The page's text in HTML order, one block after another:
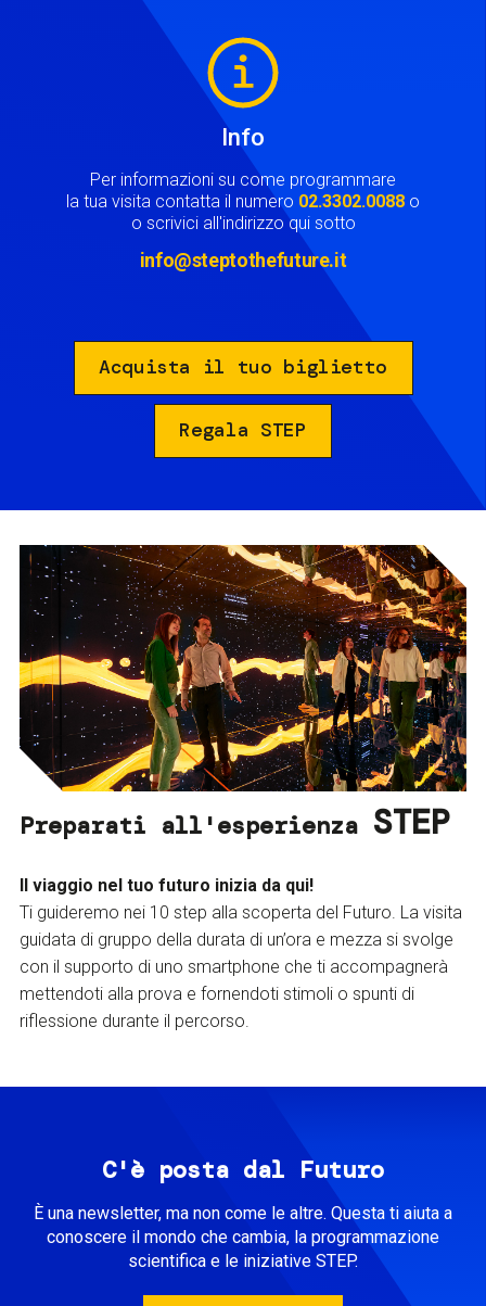
Info
Per informazioni su come programmare
la tua visita contatta il numero 02.3302.0088 o
o scrivici all'indirizzo qui sotto
info@steptothefuture.it
Acquista il tuo biglietto
Regala STEP
Preparati all'esperienza STEP
Il viaggio nel tuo futuro inizia da qui!
Ti guideremo nei 10 step alla scoperta del Futuro. La visita
guidata di gruppo della durata di un’ora e mezza si svolge
con il supporto di uno smartphone che ti accompagnerà
mettendoti alla prova e fornendoti stimoli o spunti di
riflessione durante il percorso.
C'è posta dal Futuro
È una newsletter, ma non come le altre. Questa ti aiuta a
conoscere il mondo che cambia, la programmazione
scientifica e le iniziative STEP.